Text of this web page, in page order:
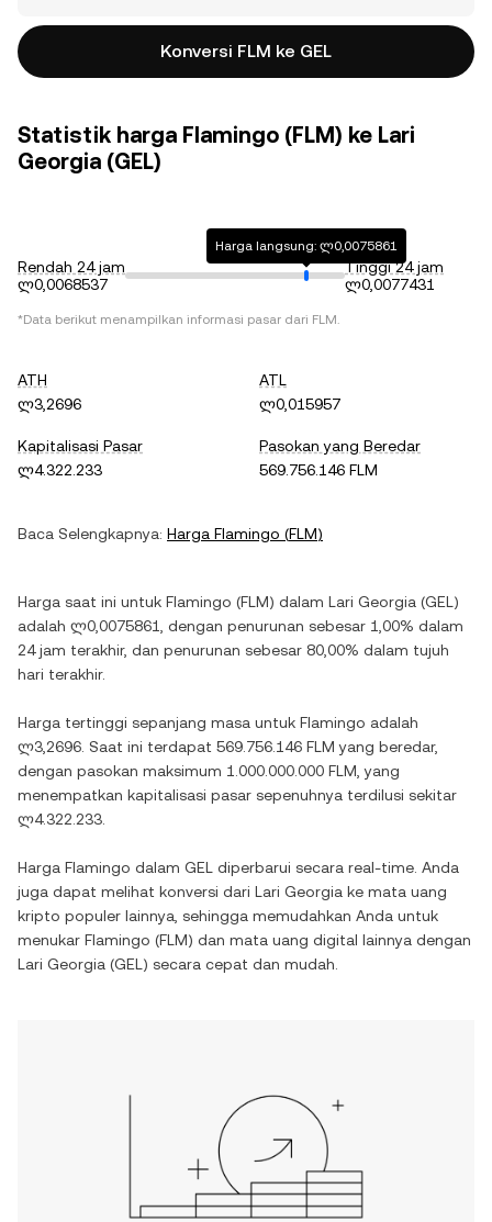
Konversi FLM ke GEL
Statistik harga Flamingo (FLM) ke Lari
Georgia (GEL)
Rendah 24 jam
ლ0,0068537
Harga langsung: ლ0,0075861
Tinggi 24 jam
ლ0,0077431
*Data berikut menampilkan informasi pasar dari FLM.
ATH
ლ3,2696
ATL
ლ0,015957
Kapitalisasi Pasar
ლ4.322.233
Pasokan yang Beredar
569.756.146 FLM
Baca Selengkapnya: Harga Flamingo (FLM)
Harga saat ini untuk Flamingo (FLM) dalam Lari Georgia (GEL )
adalah ლ0,0075861 , dengan penurunan sebesar 1,00% dalam
24 jam terakhir, dan penurunan sebesar 80,00% dalam tujuh
hari terakhir.
Harga tertinggi sepanjang masa untuk Flamingo adalah
ლ3,2696 . Saat ini terdapat 569.756.146 FLM yang beredar,
dengan pasokan maksimum 1.000.000.000 FLM , yang
menempatkan kapitalisasi pasar sepenuhnya terdilusi sekitar
ლ4.322.233
Harga Flamingo dalam GEL diperbarui secara real-time. Anda
juga dapat melihat konversi dari Lari Georgia ke mata uang
kripto populer lainnya, sehingga memudahkan Anda untuk
menukar Flamingo (FLM) dan mata uang digital lainnya dengan
Lari Georgia (GEL ) secara cepat dan mudah.